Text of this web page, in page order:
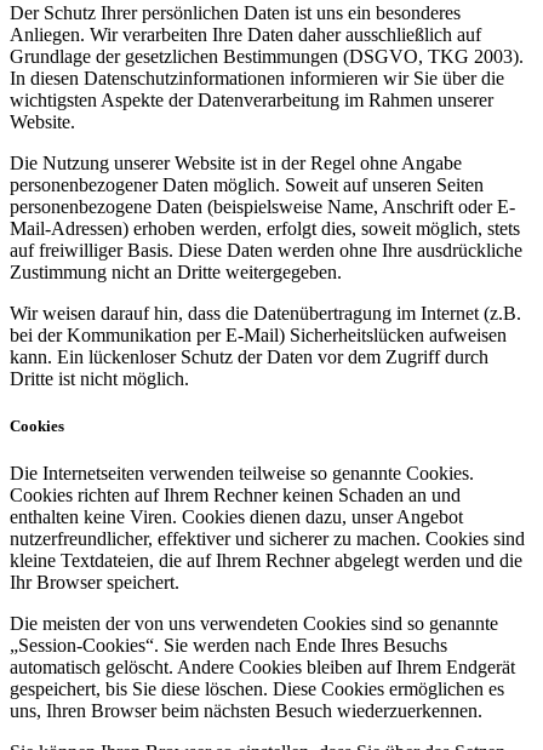
Der Schutz Ihrer persönlichen Daten ist uns ein besonderes
Anliegen. Wir verarbeiten Ihre Daten daher ausschließlich auf
Grundlage der gesetzlichen Bestimmungen (DSGVO, TKG 2003).
In diesen Datenschutzinformationen informieren wir Sie über die
wichtigsten Aspekte der Datenverarbeitung im Rahmen unserer
Website.
Die Nutzung unserer Website ist in der Regel ohne Angabe
personenbezogener Daten möglich. Soweit auf unseren Seiten
personenbezogene Daten (beispielsweise Name, Anschrift oder E-
Mail-Adressen) erhoben werden, erfolgt dies, soweit möglich, stets
auf freiwilliger Basis. Diese Daten werden ohne Ihre ausdrückliche
Zustimmung nicht an Dritte weitergegeben.
Wir weisen darauf hin, dass die Datenübertragung im Internet (z.B.
bei der Kommunikation per E-Mail) Sicherheitslücken aufweisen
kann. Ein lückenloser Schutz der Daten vor dem Zugriff durch
Dritte ist nicht möglich.
Cookies
Die Internetseiten verwenden teilweise so genannte Cookies.
Cookies richten auf Ihrem Rechner keinen Schaden an und
enthalten keine Viren. Cookies dienen dazu, unser Angebot
nutzerfreundlicher, effektiver und sicherer zu machen. Cookies sind
kleine Textdateien, die auf Ihrem Rechner abgelegt werden und die
Ihr Browser speichert.
Die meisten der von uns verwendeten Cookies sind so genannte
„Session-Cookies“. Sie werden nach Ende Ihres Besuchs
automatisch gelöscht. Andere Cookies bleiben auf Ihrem Endgerät
gespeichert, bis Sie diese löschen. Diese Cookies ermöglichen es
uns, Ihren Browser beim nächsten Besuch wiederzuerkennen.